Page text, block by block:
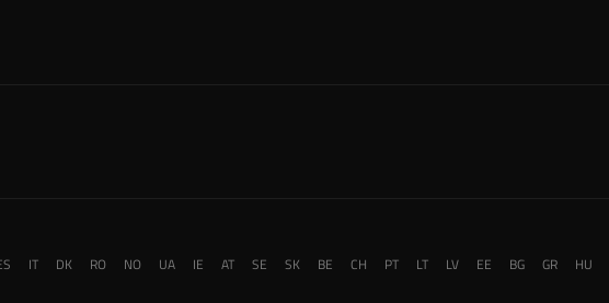
IT DK RO NO UA IE AT SE SK BE CH PT LT LV EE BG GR HU